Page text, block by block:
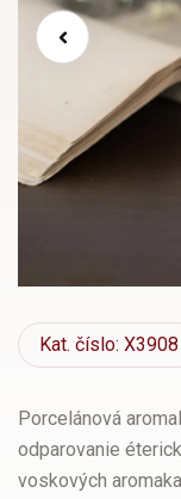
Kat. číslo: X3908
Porcelánová
odparovanie
voskových